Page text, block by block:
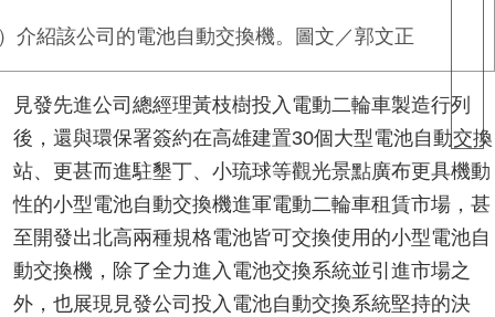
介紹該公司的電池自動交換機。圖文／郭文正
見發先進公司總經理黃枝樹投入電動二輪車製造行列
後，還與環保署簽約在高雄建置30個大型電池自動交換
站、更甚而進駐墾丁、小琉球等觀光景點廣布更具機動
性的小型電池自動交換機進軍電動二輪車租賃市場，甚
至開發出北高兩種規格電池皆可交換使用的小型電池自
動交換機，除了全力進入電池交換系統並引進市場之
外，也展現見發公司投入電池自動交換系統堅持的決